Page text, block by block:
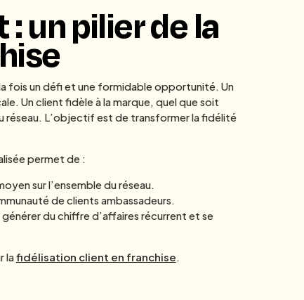
un pilier de la
fois un défi et une formidable opportunité. Un
Un client fidèle à la marque, quel que soit
réseau. L’objectif est de transformer la fidélité
permet de :
sur l’ensemble du réseau.
de clients ambassadeurs.
générer du chiffre d’affaires récurrent et se
lafidélisation client en franchise.